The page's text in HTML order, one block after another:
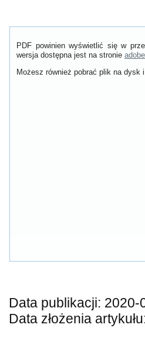
PDF powinien wyświetlić się w
wersja dostępna jest na stronie
Możesz również pobrać plik na dysk
Data publikacji: 2020-
Data złożenia